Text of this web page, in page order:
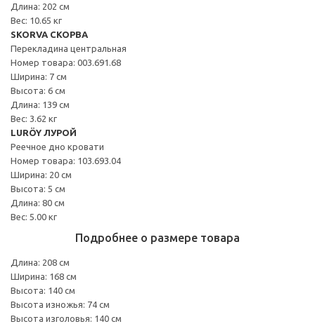
Длина: 202 см
Вес: 10.65 кг
SKORVA СКОРВА
Перекладина центральная
Номер товара: 003.691.68
Ширина: 7 см
Высота: 6 см
Длина: 139 см
Вес: 3.62 кг
LURÖY ЛУРОЙ
Реечное дно кровати
Номер товара: 103.693.04
Ширина: 20 см
Высота: 5 см
Длина: 80 см
Вес: 5.00 кг
Подробнее о размере товара
Длина: 208 см
Ширина: 168 см
Высота: 140 см
Высота изножья: 74 см
Высота изголовья: 140 см